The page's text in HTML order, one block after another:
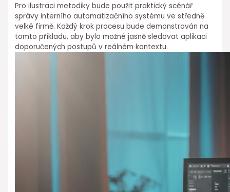
Pro ilustraci metodiky bude použit praktický scénář
správy interního automatizačního systému ve středně
velké firmě. Každý krok procesu bude demonstrován na
tomto příkladu, aby bylo možné jasně sledovat aplikaci
doporučených postupů v reálném kontextu.